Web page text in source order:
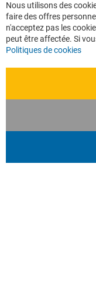
Nous utilisons des
faire des offres
n'acceptez pas les
peut être affectée. Si
Politiques de cookies